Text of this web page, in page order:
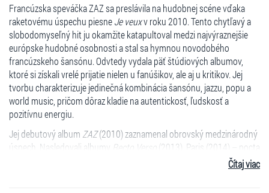
Francúzska speváčka ZAZ sa preslávila na hudobnej scéne vďaka
raketovému úspechu piesneJe veuxv roku 2010. Tento chytľavý a
slobodomyseľný hit ju okamžite katapultoval medzi najvýraznejšie
európske hudobné osobnosti a stal sa hymnou novodobého
francúzskeho šansónu. Odvtedy vydala päť štúdiových albumov,
ktoré si získali vrelé prijatie nielen u fanúšikov, ale aj u kritikov. Jej
tvorbu charakterizuje jedinečná kombinácia šansónu, jazzu, popu a
world music, pričom dôraz kladie na autentickosť, ľudskosť a
pozitívnu energiu.
Jej debutový album ZAZ(2010) zaznamenal obrovský medzinárodný
úspech. Nasledovali albumy
Recto Verso (2013), Paris (2014) – pocta
(2018), ktorý odhalil
(2021), v
Čítaj viac